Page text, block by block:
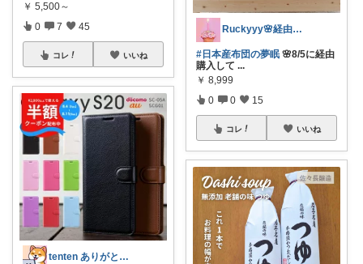
￥ 5,500～
0 7 45
コレ いいね
tenten ありがとうございます。わん
Ruckyyy🌸経由感謝🙇‍♀️✨
#日本産布団の夢眠🌸8/5に経由
購入して ...
￥ 8,999
0 0 15
コレ いいね